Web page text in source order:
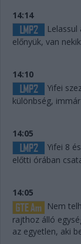
14:14
előnyük, van
14:10
Yifei
különbség,
14:05
Yifei 8
előtti órában
14:05
Nem
rajthoz álló
az egyetlen, aki